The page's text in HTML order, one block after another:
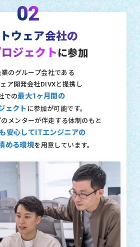
02
ウェア会社の
ジェクト に参加
業のグループ会社である
ア開発会社DIVXと提携し
での最大1ヶ月間の
ェクト に参加が可能です。
メンターが伴走する体制のもと
安心してITエンジニアの
める環境を用意しています。